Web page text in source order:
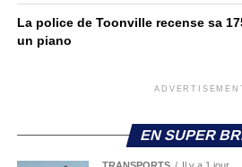
La police de Toonville recense sa
un piano
EN SUPER